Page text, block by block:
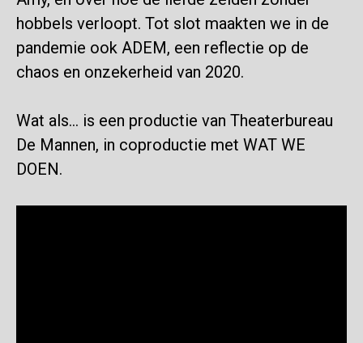
hobbels verloopt. Tot slot maakten we in de
pandemie ook ADEM, een reflectie op de
chaos en onzekerheid van 2020.
Wat als… is een productie van Theaterbureau
De Mannen, in coproductie met WAT WE
DOEN.